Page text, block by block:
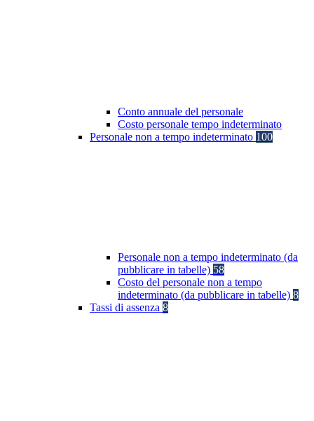
Conto annuale del personale
Costo personale tempo indeterminato
Personale non a tempo indeterminato 100
Personale non a tempo indeterminato (da
pubblicare in tabelle) 58
Costo del personale non a tempo
indeterminato (da pubblicare in tabelle) 8
Tassi di assenza 8